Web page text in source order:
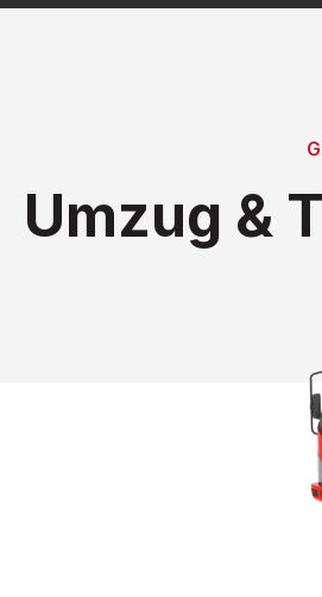
Umzug &